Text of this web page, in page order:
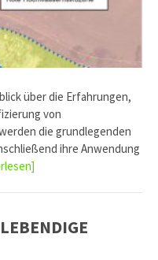
über die Erfahrungen,
von
die grundlegenden
ihre Anwendung